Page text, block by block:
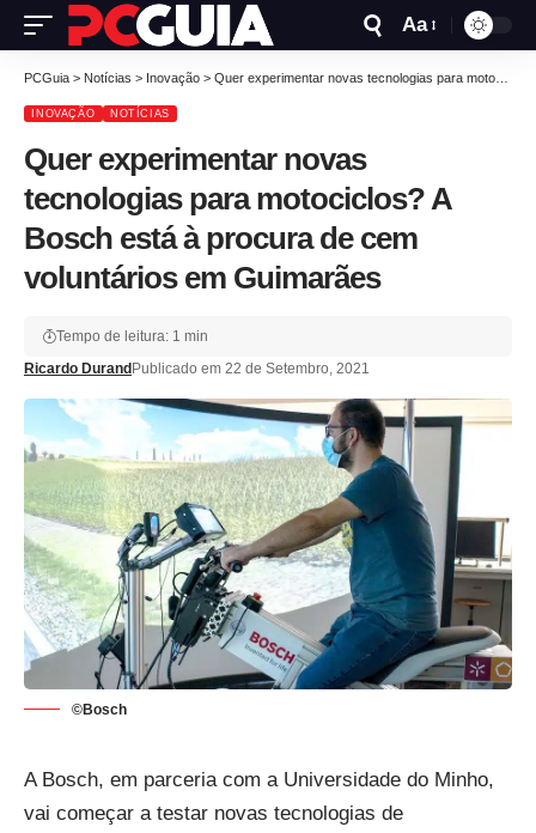
Aa
PCGuia > Notícias > Inovação > Quer experimentar novas tecnologias para motociclos? A Bosch está à procura de cem voluntários em Guimarães
INOVAÇÃO NOTÍCIAS
Quer experimentar novas
tecnologias para motociclos? A
Bosch está à procura de cem
voluntários em Guimarães
Ricardo Durand Publicado em 22 de Setembro, 2021
Tempo de leitura: 1 min
©Bosch
A Bosch, em parceria com a Universidade do Minho,
vai começar a testar novas tecnologias de